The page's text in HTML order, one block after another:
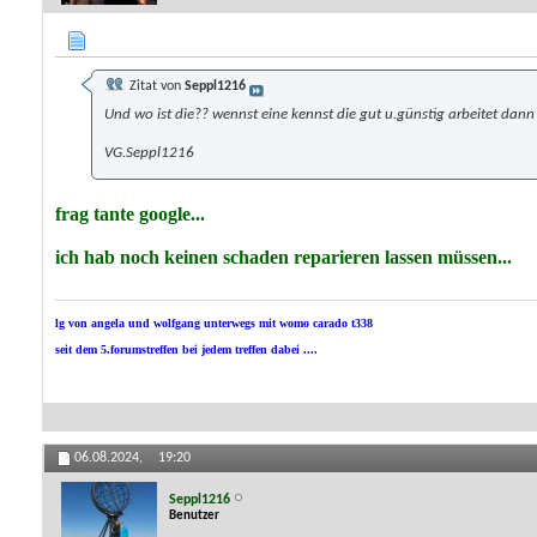
Zitat von Seppl1216
Und wo ist die?? wennst eine kennst die gut u.günstig arbeitet dann
VG.Seppl1216
frag tante google...
ich hab noch keinen schaden reparieren lassen müssen...
lg von angela und wolfgang unterwegs mit womo carado t338
seit dem 5.forumstreffen bei jedem treffen dabei ....
06.08.2024, 19:20
Seppl1216
Benutzer